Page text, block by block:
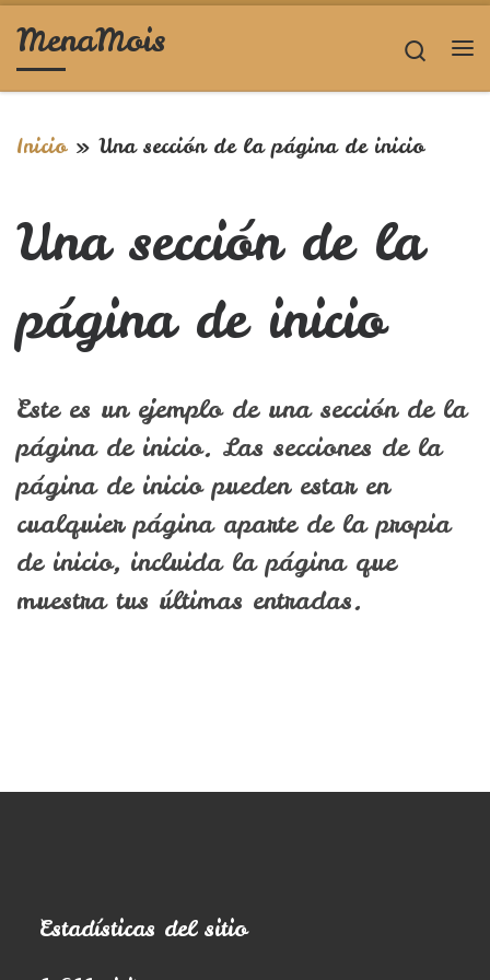
Saltar al contenido
MenaMois
Inicio » Una sección de la página de inicio
Una sección de la
página de inicio
Este es un ejemplo de una sección de la
página de inicio. Las secciones de la
página de inicio pueden estar en
cualquier página aparte de la propia
de inicio, incluida la página que
muestra tus últimas entradas.
Estadísticas del sitio